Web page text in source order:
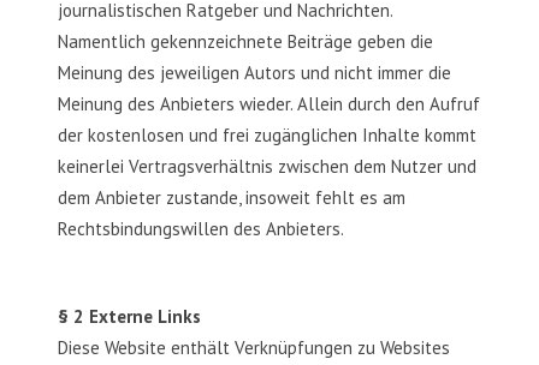
journalistischen Ratgeber und Nachrichten.
Namentlich gekennzeichnete Beiträge geben die
Meinung des jeweiligen Autors und nicht immer die
Meinung des Anbieters wieder. Allein durch den Aufruf
der kostenlosen und frei zugänglichen Inhalte kommt
keinerlei Vertragsverhältnis zwischen dem Nutzer und
dem Anbieter zustande, insoweit fehlt es am
Rechtsbindungswillen des Anbieters.
§ 2 Externe Links
Diese Website enthält Verknüpfungen zu Websites